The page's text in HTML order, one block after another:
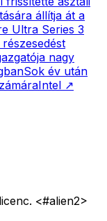
állítja át a
Ultra Series 3
nagy
Sok év után
Intel ↗
<#alien2>